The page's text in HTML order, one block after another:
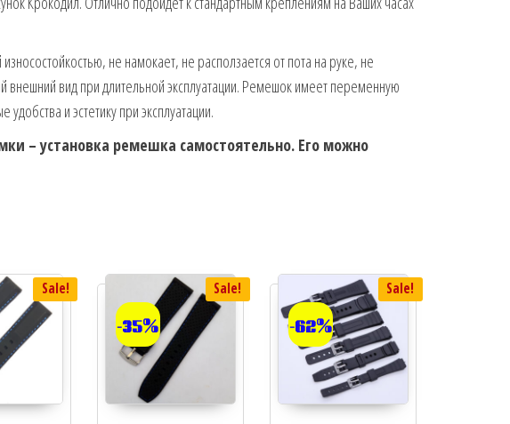
не намокает, не расползается от пота на руке, не
внешний вид при длительной эксплуатации. Ремешок имеет переменную
и эстетику при эксплуатации.
– установка ремешка самостоятельно. Его можно
Sale! Sale!
-35%
Sale!
-62%